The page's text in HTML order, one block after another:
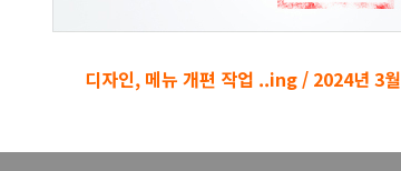
디자인, 메뉴 개편 작업 ..ing / 2024년 3월